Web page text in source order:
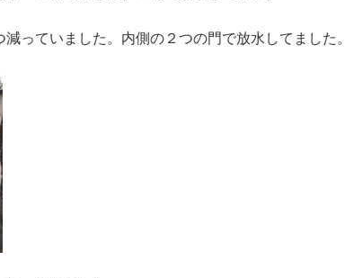
っていました。内側の２つの門で放水してました。